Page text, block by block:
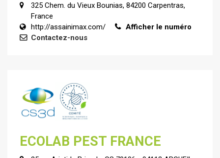
325 Chem. du Vieux Bounias, 84200 Carpentras,
France
http://assainimax.com/
Afficher le numéro
Contactez-nous
ECOLAB PEST FRANCE